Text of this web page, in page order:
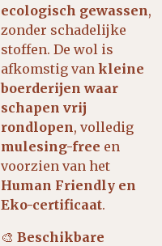
ecologisch gewassen,
zonder schadelijke
stoffen. De wol is
afkomstig van kleine
boerderijen waar
schapen vrij
rondlopen, volledig
mulesing-free en
voorzien van het
Human Friendly en
Eko-certificaat.
🎨 Beschikbare